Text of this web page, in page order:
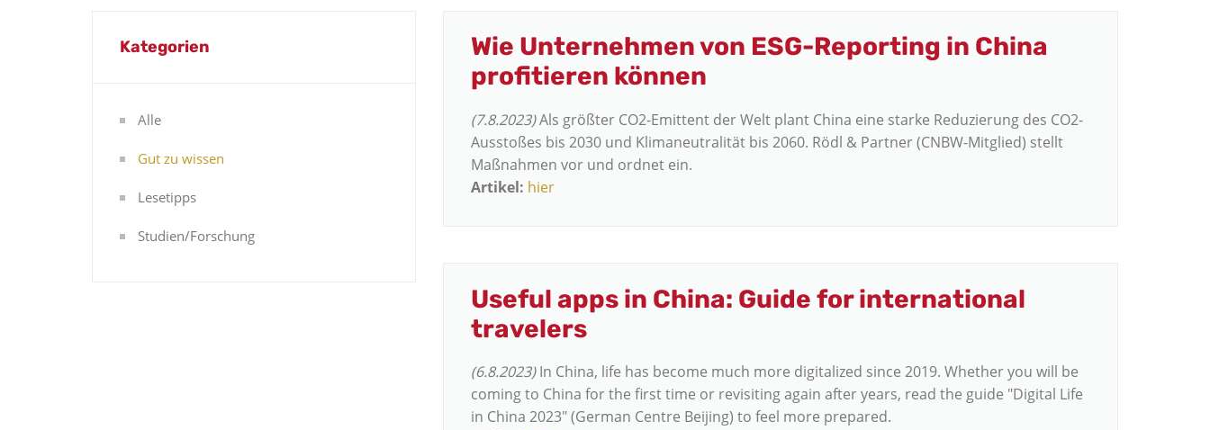
Kategorien
Alle
Gut zu wissen
Lesetipps
Studien/Forschung
Wie Unternehmen von ESG-Reporting in China
profitieren können
(7.8.2023)Als größter CO2-Emittent der Welt plant China eine starke Reduzierung des CO2-
Ausstoßes bis 2030 und Klimaneutralität bis 2060. Rödl & Partner (CNBW-Mitglied) stellt
Maßnahmen vor und ordnet ein.
Artikel: hier
Useful apps in China: Guide for international
travelers
(6.8.2023)In China, life has become much more digitalized since 2019. Whether you will be
coming to China for the first time or revisiting again after years, read the guide "Digital Life
in China 2023" (German Centre Beijing) to feel more prepared.